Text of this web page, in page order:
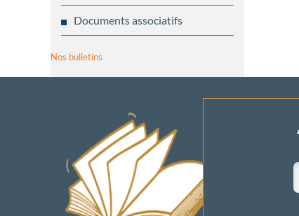
Documents associatifs
Nos bulletins